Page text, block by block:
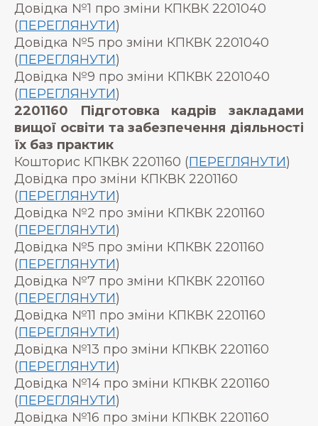
Довідка №1 про зміни КПКВК 2201040
(ПЕРЕГЛЯНУТИ)
Довідка №5 про зміни КПКВК 2201040
(ПЕРЕГЛЯНУТИ)
Довідка №9 про зміни КПКВК 2201040
(ПЕРЕГЛЯНУТИ)
2201160 Підготовка кадрів закладами
вищої освіти та забезпечення діяльності
їх баз практик
Кошторис КПКВК 2201160 (ПЕРЕГЛЯНУТИ)
Довідка про зміни КПКВК 2201160
(ПЕРЕГЛЯНУТИ)
Довідка №2 про зміни КПКВК 2201160
(ПЕРЕГЛЯНУТИ)
Довідка №5 про зміни КПКВК 2201160
(ПЕРЕГЛЯНУТИ)
Довідка №7 про зміни КПКВК 2201160
(ПЕРЕГЛЯНУТИ)
Довідка №11 про зміни КПКВК 2201160
(ПЕРЕГЛЯНУТИ)
Довідка №13 про зміни КПКВК 2201160
(ПЕРЕГЛЯНУТИ)
Довідка №14 про зміни КПКВК 2201160
(ПЕРЕГЛЯНУТИ)
Довідка №16 про зміни КПКВК 2201160